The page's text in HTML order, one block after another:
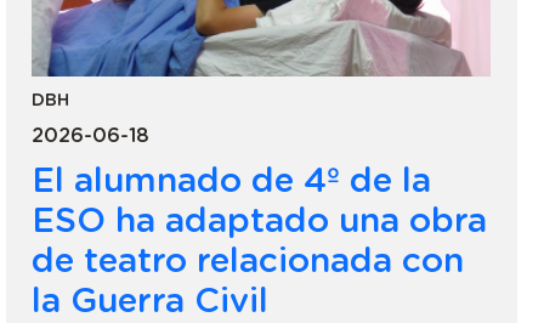
DBH
2026-06-18
El alumnado de 4º de la
ESO ha adaptado una obra
de teatro relacionada con
la Guerra Civil